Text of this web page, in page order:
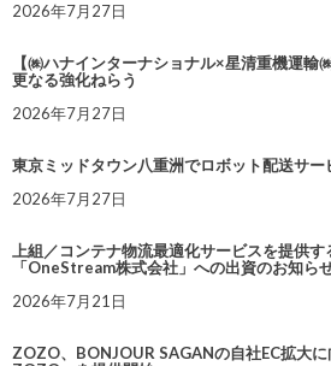
2026年7月27日
【㈱ハナインターナショナル×星清重機運輸
更なる強化ねらう
2026年7月27日
東京ミッドタウン八重洲でロボット配送サー
2026年7月27日
上組／コンテナ物流最適化サービスを提供
「OneStream株式会社」への出資のお知ら
2026年7月21日
ZOZO、BONJOUR SAGANの自社EC拡大